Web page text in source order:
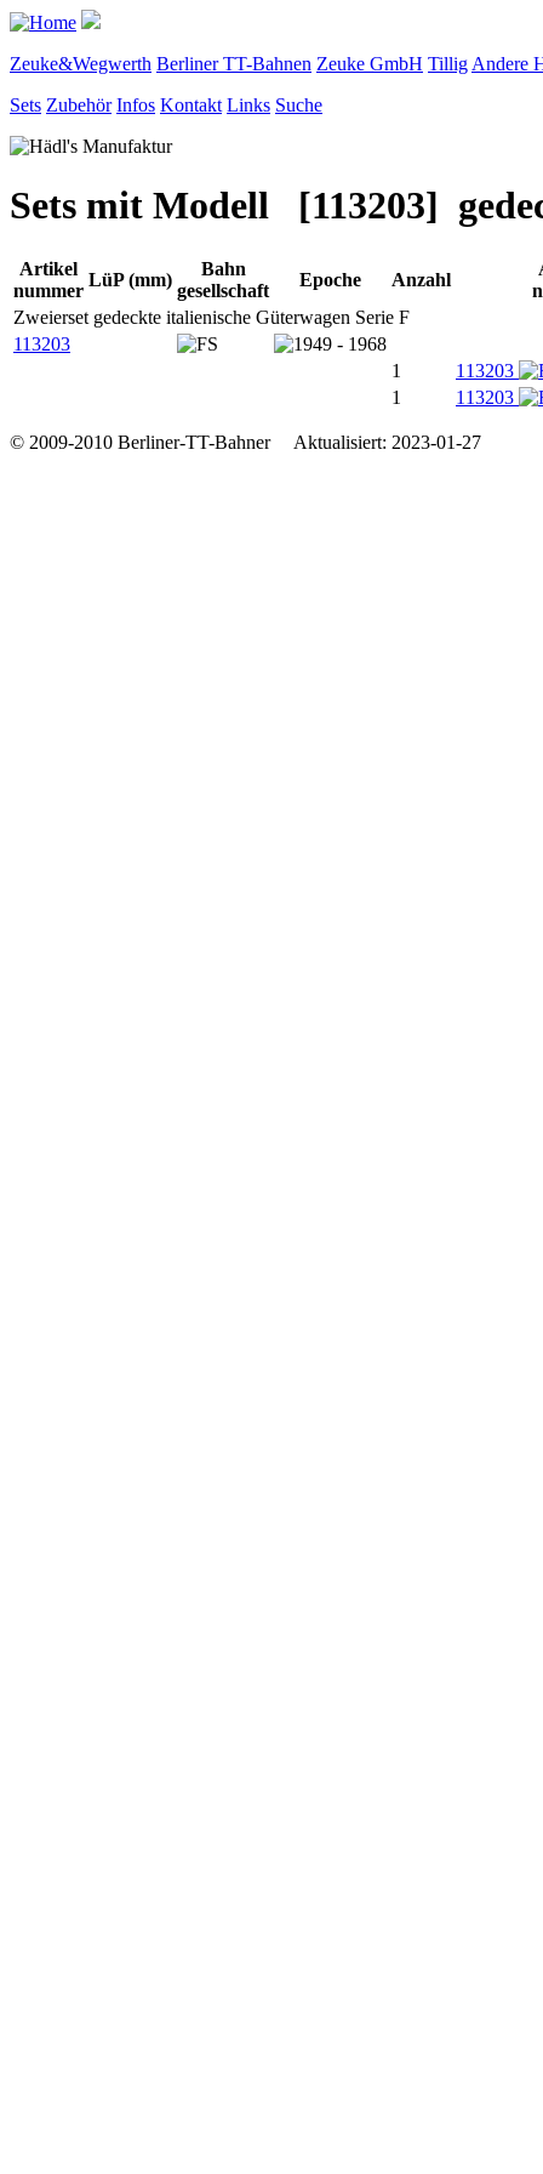
Zeuke&Wegwerth Berliner TT-Bahnen Zeuke GmbH Tillig Andere
Sets Zubehör Infos Kontakt Links Suche
Sets mit Modell [113203]
Artikel
nummer
LüP (mm)
Bahn
gesellschaft
Epoche Anzahl
Zweierset gedeckte italienische Güterwagen Serie F
113203
1
113203
1
113203
© 2009-2010 Berliner-TT-Bahner Aktualisiert: 2023-01-27